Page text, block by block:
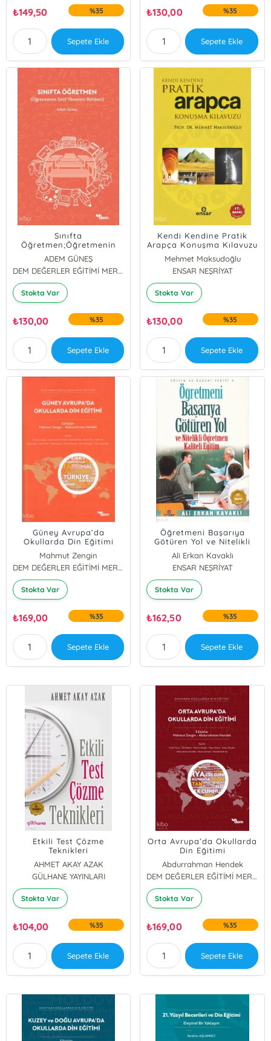
₺149,50 %35
Sepete Ekle
₺130,00 %35
Sepete Ekle
Sınıfta
Öğretmen;Öğretmenin
Sınıf Yönetimi Rehberi
ADEM GÜNEŞ
DEM DEĞERLER EĞİTİMİ MERKEZİ YAYINLARI
Stokta Var
₺130,00 %35
Sepete Ekle
Kendi Kendine Pratik
Arapça Konuşma Kılavuzu
Mehmet Maksudoğlu
ENSAR NEŞRİYAT
Stokta Var
₺130,00 %35
Sepete Ekle
Güney Avrupa’da
Okullarda Din Eğitimi
Mahmut Zengin
Abdurrahman Hendek
DEM DEĞERLER EĞİTİMİ MERKEZİ YAYINLARI
Stokta Var
₺169,00 %35
Sepete Ekle
Öğretmeni Başarıya
Götüren Yol ve Nitelikli
Öğretmen
Ali Erkan Kavaklı
ENSAR NEŞRİYAT
Stokta Var
₺162,50 %35
Sepete Ekle
Etkili Test Çözme
Teknikleri
AHMET AKAY AZAK
GÜLHANE YAYINLARI
Stokta Var
₺104,00 %35
Sepete Ekle
Orta Avrupa’da Okullarda
Din Eğitimi
Abdurrahman Hendek
Mahmut Zengin
DEM DEĞERLER EĞİTİMİ MERKEZİ YAYINLARI
Stokta Var
₺169,00 %35
Sepete Ekle